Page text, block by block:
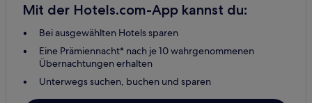
Mit der Hotels.com-App kannst du:
Bei ausgewählten Hotels sparen
Eine Prämiennacht* nach je 10 wahrgenommenen
Übernachtungen erhalten
Unterwegs suchen, buchen und sparen